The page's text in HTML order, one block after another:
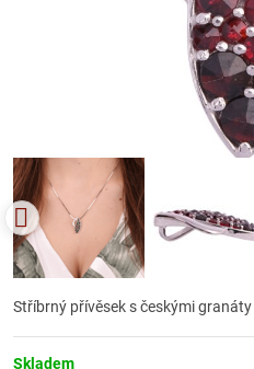
Stříbrný přívěsek s českými granáty
Skladem